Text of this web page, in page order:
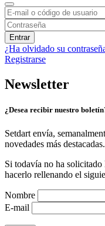
Entrar
¿Ha olvidado su
Registrarse
Newsletter
¿Desea recibir nuestro
Setdart envía,
novedades más destacadas.
Si todavía no ha
hacerlo rellenando el
Nombre
E-mail